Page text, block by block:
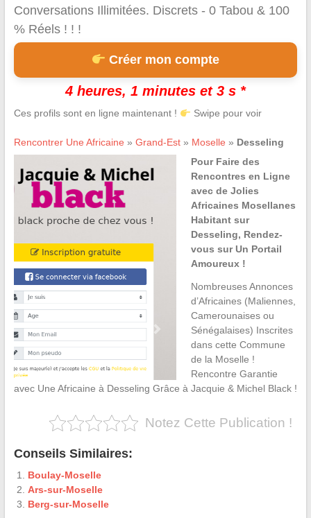
Conversations Illimitées. Discrets - 0 Tabou & 100
% Réels ! ! !
Créer mon compte
4 heures, 1 minutes et 3 s *
Ces profils sont en ligne maintenant ! Swipe pour voir
Rencontrer Une Africaine » Grand-Est» Moselle » Desseling
Pour Faire des
Rencontres en Ligne
avec de Jolies
Africaines Mosellanes
Habitant sur
Desseling, Rendez-
vous sur Un Portail
Amoureux !
Nombreuses Annonces
d’Africaines (Maliennes,
Camerounaises ou
Sénégalaises) Inscrites
dans cette Commune
de la Moselle !
Rencontre Garantie
avec Une Africaine à Desseling Grâce à Jacquie & Michel Black !
Notez Cette Publication !
Conseils Similaires:
Boulay-Moselle
Ars-sur-Moselle
Berg-sur-Moselle